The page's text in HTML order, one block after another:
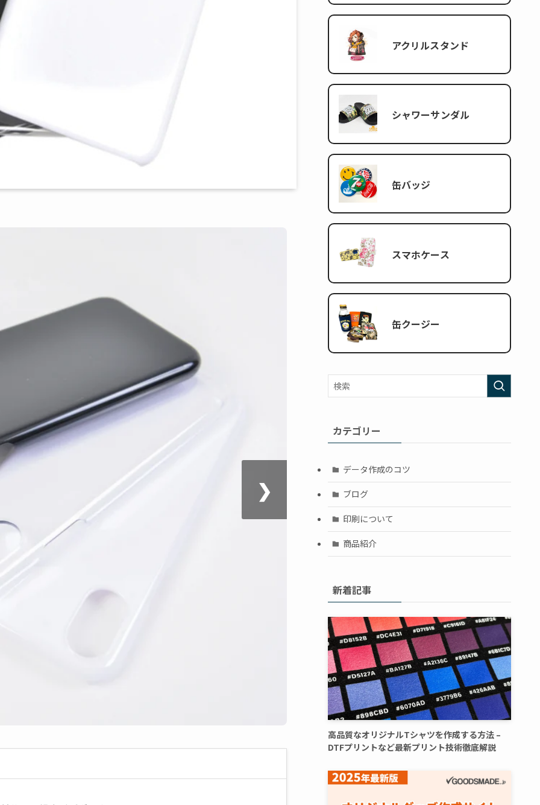
アクリルスタンド
シャワーサンダル
缶バッジ
スマホケース
缶クージー
カテゴリー
データ作成のコツ
ブログ
印刷について
商品紹介
新着記事
高品質なオリジナルTシャツを作成する方法 –
DTFプリントなど最新プリント技術徹底解説